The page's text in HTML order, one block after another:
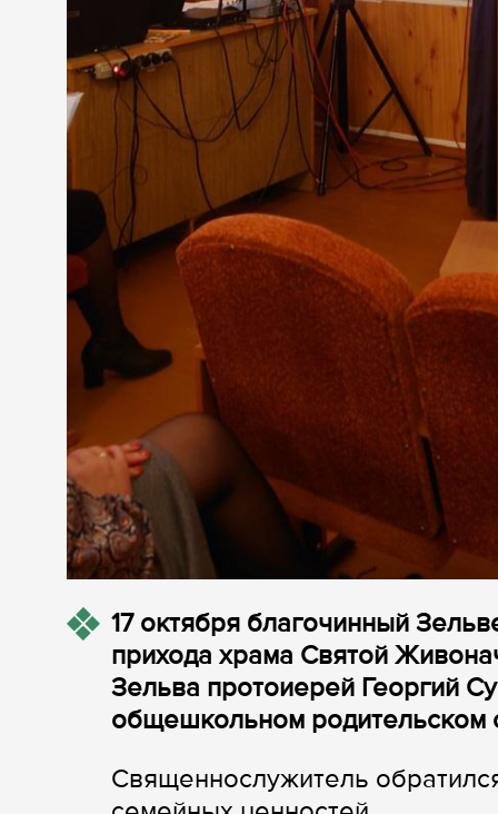
17 октября благочинный
прихода храма Святой
Зельва протоиерей Георгий
общешкольном родительском
Священнослужитель